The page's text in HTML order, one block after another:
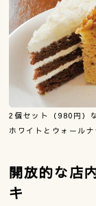
2個セット（980円）
ホワイトとウォールナ
開放的な店
キ